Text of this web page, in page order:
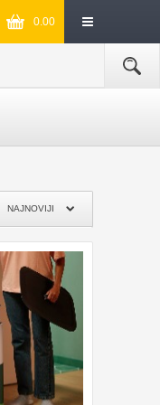
0.00
WOLF
NAJNOVIJI